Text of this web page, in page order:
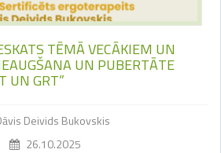
TĒMĀ VECĀKIEM UN
UN PUBERTĀTE
UN GRT”
Deivids Bukovskis
26.10.2025